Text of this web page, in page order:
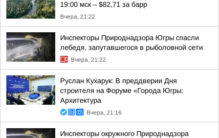
19:00 мск – $82,71 за барр
Вчера, 21:22
Инспекторы Природнадзора Югры спасли
лебедя, запутавшегося в рыболовной сети
Вчера, 21:22
Руслан Кухарук: В преддверии Дня
строителя на Форуме «Города Югры:
Архитектура
Вчера, 21:16
Инспекторы окружного Природнадзора